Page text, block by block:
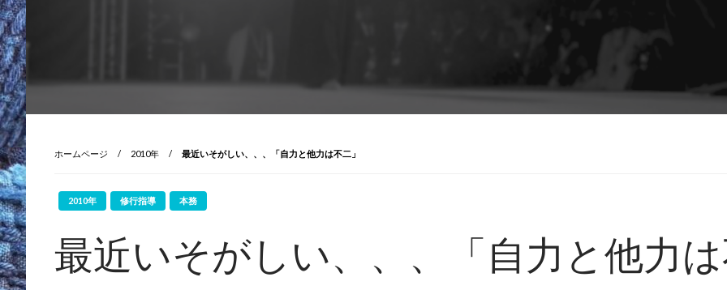
ホームページ 2010年 最近いそがしい、、、「自力と他力は不二」
2010年 修行指導 本務
最近いそがしい、、、「自力と他力